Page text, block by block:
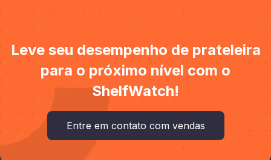
Leve seu desempenho de prateleira
para o próximo nível com o
ShelfWatch!
Entre em contato com vendas